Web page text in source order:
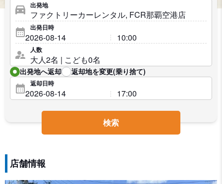
出発地
出発日時
人数
出発地へ返却 返却地を変更(乗り捨て)
返却日時
検索
店舗情報